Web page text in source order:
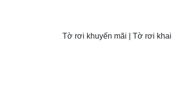
Tờ rơi khuyến mãi | Tờ rơi khai